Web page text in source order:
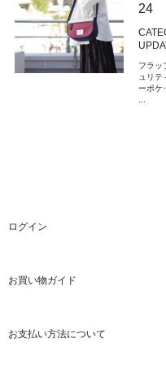
24
フラッ
ュリテ
ーポケ
ログイン
お買い物ガイド
お支払い方法について